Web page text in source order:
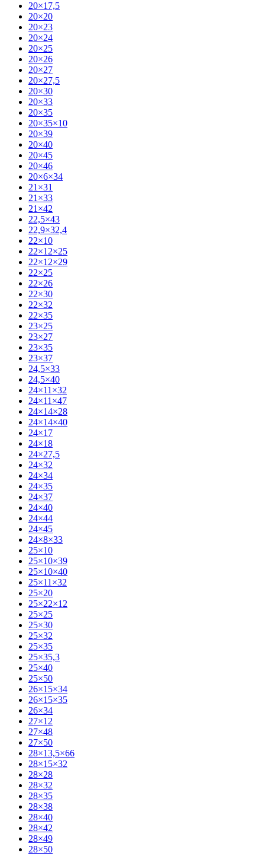
20×17,5
20×20
20×23
20×24
20×25
20×26
20×27
20×27,5
20×30
20×33
20×35
20×35×10
20×39
20×40
20×45
20×46
20×6×34
21×31
21×33
21×42
22,5×43
22,9×32,4
22×10
22×12×25
22×12×29
22×25
22×26
22×30
22×32
22×35
23×25
23×27
23×35
23×37
24,5×33
24,5×40
24×11×32
24×11×47
24×14×28
24×14×40
24×17
24×18
24×27,5
24×32
24×34
24×35
24×37
24×40
24×44
24×45
24×8×33
25×10
25×10×39
25×10×40
25×11×32
25×20
25×22×12
25×25
25×30
25×32
25×35
25×35,3
25×40
25×50
26×15×34
26×15×35
26×34
27×12
27×48
27×50
28×13,5×66
28×15×32
28×28
28×32
28×35
28×38
28×40
28×42
28×49
28×50